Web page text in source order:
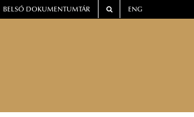
BELSŐ DOKUMENTUMTÁR ENG